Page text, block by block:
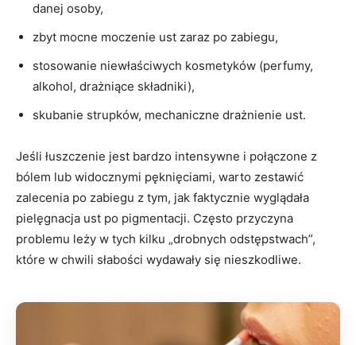
danej osoby,
zbyt mocne moczenie ust zaraz po zabiegu,
stosowanie niewłaściwych kosmetyków (perfumy,
alkohol, drażniące składniki),
skubanie strupków, mechaniczne drażnienie ust.
Jeśli łuszczenie jest bardzo intensywne i połączone z
bólem lub widocznymi pęknięciami, warto zestawić
zalecenia po zabiegu z tym, jak faktycznie wyglądała
pielęgnacja ust po pigmentacji. Często przyczyna
problemu leży w tych kilku „drobnych odstępstwach”,
które w chwili słabości wydawały się nieszkodliwe.